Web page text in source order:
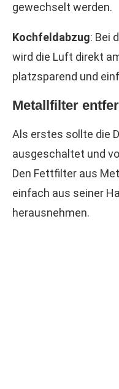
gewechselt werden.
Kochfeldabzug: Bei
wird die Luft direkt
platzsparend und
Metallfilter
Als erstes sollte die
ausgeschaltet und
Den Fettfilter aus
einfach aus seiner
herausnehmen.